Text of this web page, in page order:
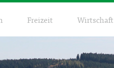
Freizeit Wirtschaft